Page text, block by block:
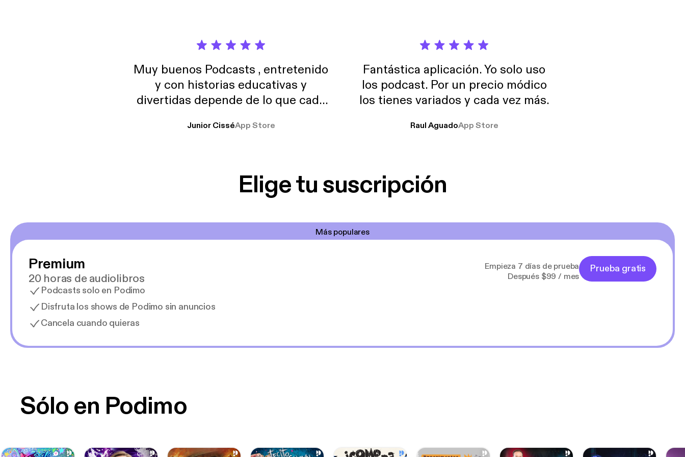
Muy buenos Podcasts , entretenido
y con historias educativas y
divertidas depende de lo que cada
trabajo ya que estoy muchas horas
Junior CisséApp Store
Fantástica aplicación. Yo solo uso
los podcast. Por un precio módico
los tienes variados y cada vez más.
Raul AguadoApp Store
Elige tu suscripción
Más populares
Premium
20 horas de audiolibros
Podcasts solo en Podimo
Disfruta los shows de Podimo sin anuncios
Cancela cuando quieras
Empieza 7 días de prueba
Después $99 / mes
Prueba gratis
Sólo en Podimo